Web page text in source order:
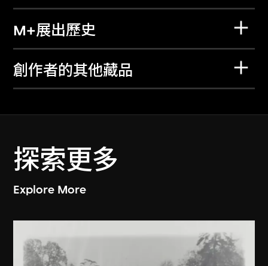
M+展出歷史
創作者的其他藏品
探索更多
Explore More